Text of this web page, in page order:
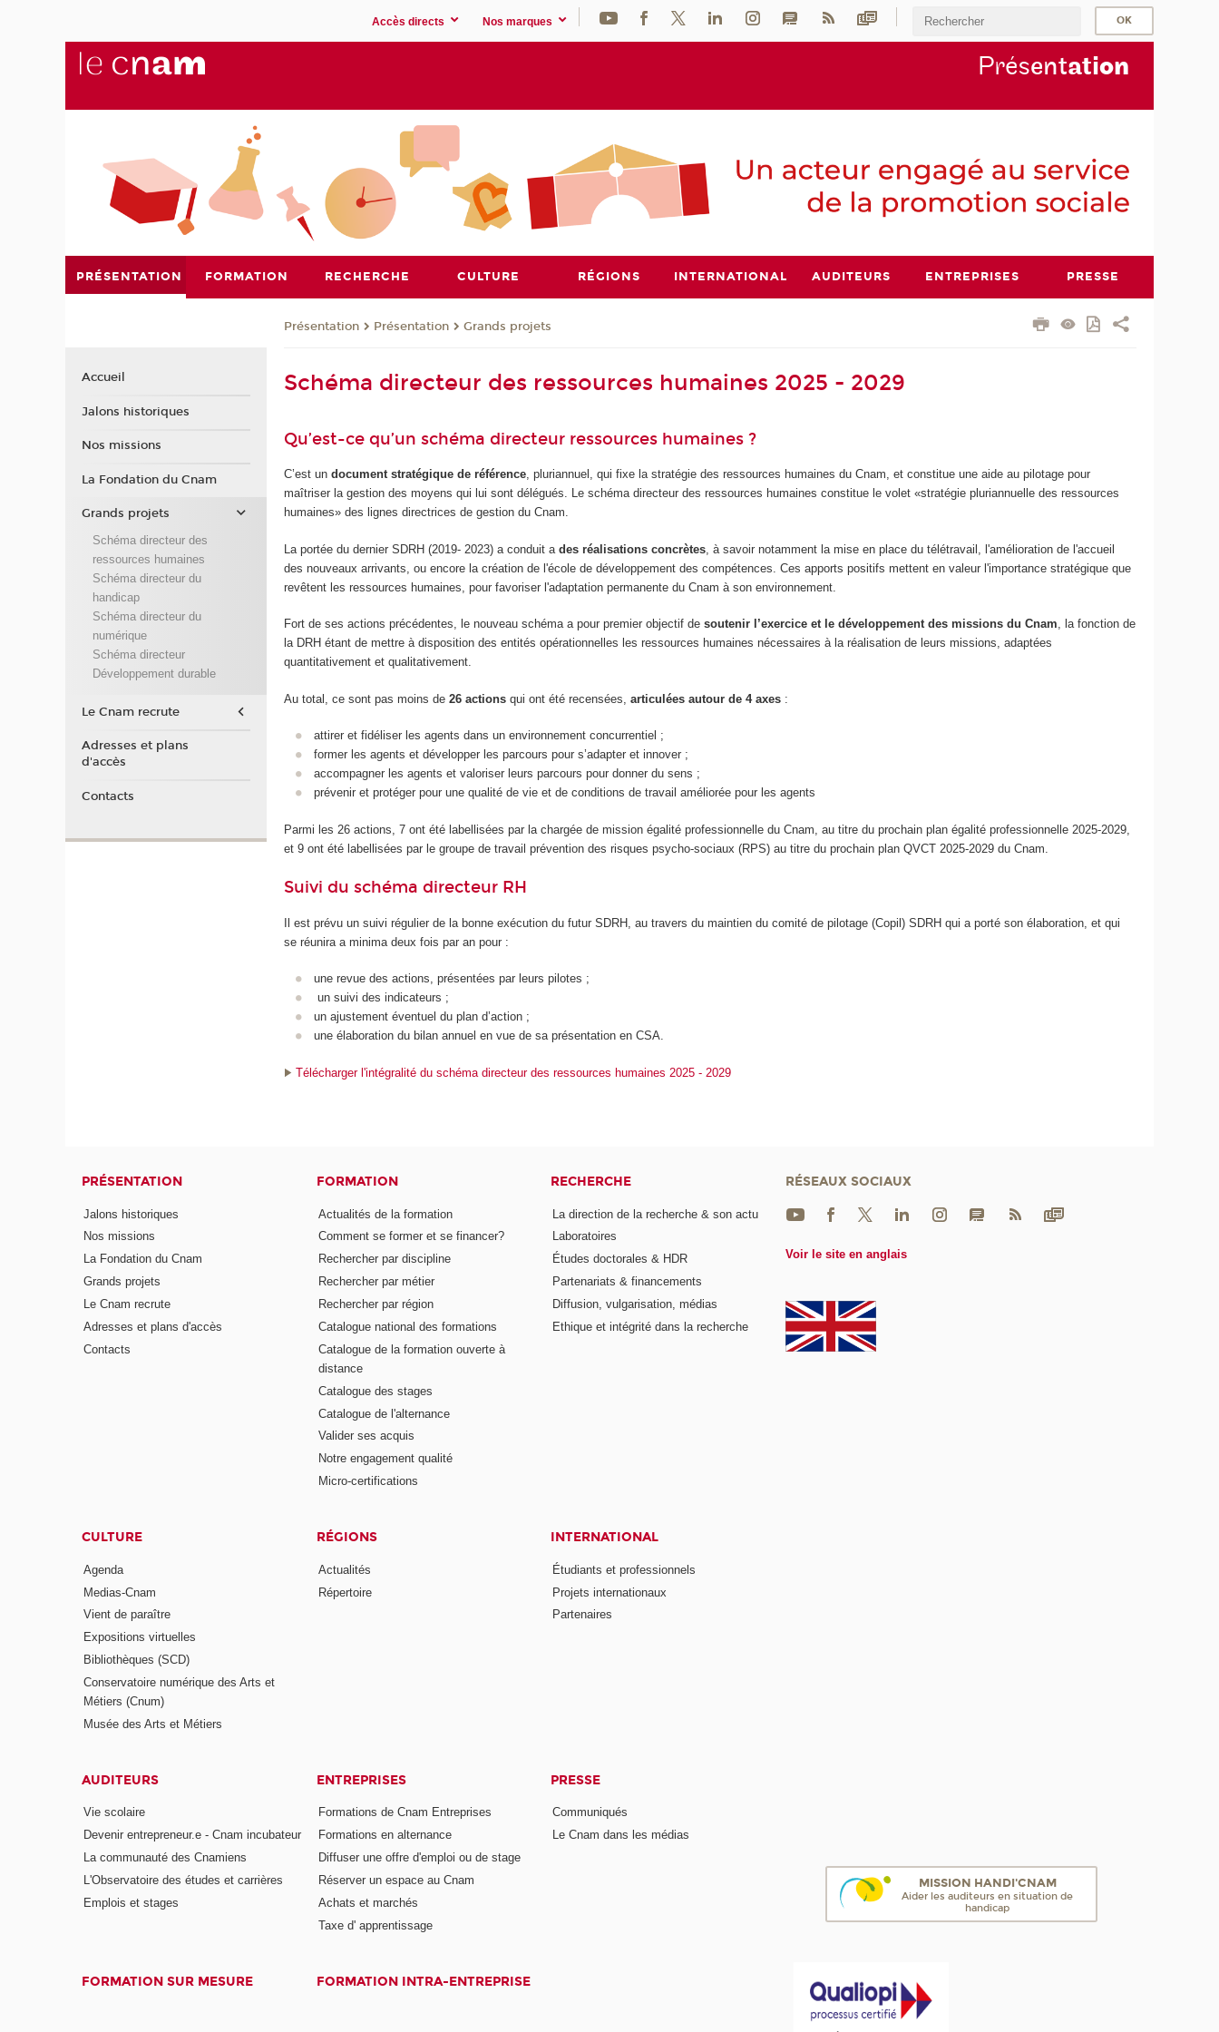
Accès directs Nos marques
Présentation
PRÉSENTATION FORMATION RECHERCHE CULTURE RÉGIONS INTERNATIONAL AUDITEURS ENTREPRISES PRESSE
Présentation Présentation Grands projets
Schéma directeur des ressources humaines 2025 - 2029
Qu’est-ce qu’un schéma directeur ressources humaines ?
C’est undocument stratégique de référence, pluriannuel, qui fixe la stratégie des ressources humaines du Cnam, et constitue une aide au pilotage pour
maîtriser la gestion des moyens qui lui sont délégués. Le schéma directeur des ressources humaines constitue le volet «stratégie pluriannuelle des ressources
humaines» des lignes directrices de gestion du Cnam.
La portée du dernier SDRH (2019- 2023) a conduit ades réalisations concrètes , à savoir notamment la mise en place du télétravail, l'amélioration de l'accueil
des nouveaux arrivants, ou encore la création de l'école de développement des compétences. Ces apports positifs mettent en valeur l'importance stratégique que
revêtent les ressources humaines, pour favoriser l'adaptation permanente du Cnam à son environnement.
Fort de ses actions précédentes, le nouveau schéma a pour premier objectif desoutenir l’exercice et le développement des missions du Cnam, la fonction de
la DRH étant de mettre à disposition des entités opérationnelles les ressources humaines nécessaires à la réalisation de leurs missions, adaptées
quantitativement et qualitativement.
Au total, ce sont pas moins de26 actionsqui ont été recensées,articulées autour de 4 axes :
attirer et fidéliser les agents dans un environnement concurrentiel ;
former les agents et développer les parcours pour s’adapter et innover ;
accompagner les agents et valoriser leurs parcours pour donner du sens ;
prévenir et protéger pour une qualité de vie et de conditions de travail améliorée pour les agents
Parmi les 26 actions, 7 ont été labellisées par la chargée de mission égalité professionnelle du Cnam, au titre du prochain plan égalité professionnelle 2025-2029,
et 9 ont été labellisées par le groupe de travail prévention des risques psycho-sociaux (RPS) au titre du prochain plan QVCT 2025-2029 du Cnam.
Suivi du schéma directeur RH
Il est prévu un suivi régulier de la bonne exécution du futur SDRH, au travers du maintien du comité de pilotage (Copil) SDRH qui a porté son élaboration, et qui
se réunira a minima deux fois par an pour :
une revue des actions, présentées par leurs pilotes ;
un suivi des indicateurs ;
un ajustement éventuel du plan d’action ;
une élaboration du bilan annuel en vue de sa présentation en CSA.
Télécharger l'intégralité du schéma directeur des ressources humaines 2025 - 2029
Accueil
Jalons historiques
Nos missions
La Fondation du Cnam
Grands projets
Schéma directeur des
ressources humaines
Schéma directeur du
handicap
Schéma directeur du
numérique
Schéma directeur
Développement durable
Le Cnam recrute
Adresses et plans
d'accès
Contacts
PRÉSENTATION
Jalons historiques
Nos missions
La Fondation du Cnam
Grands projets
Le Cnam recrute
Adresses et plans d'accès
Contacts
FORMATION
Actualités de la formation
Comment se former et se financer?
Rechercher par discipline
Rechercher par métier
Rechercher par région
Catalogue national des formations
Catalogue de la formation ouverte à
distance
Catalogue des stages
Catalogue de l'alternance
Valider ses acquis
Notre engagement qualité
Micro-certifications
RECHERCHE
La direction de la recherche & son actu
Laboratoires
Études doctorales & HDR
Partenariats & financements
Diffusion, vulgarisation, médias
Ethique et intégrité dans la recherche
CULTURE
Agenda
Medias-Cnam
Vient de paraître
Expositions virtuelles
Bibliothèques (SCD)
Conservatoire numérique des Arts et
Métiers (Cnum)
Musée des Arts et Métiers
RÉGIONS
Actualités
Répertoire
INTERNATIONAL
Étudiants et professionnels
Projets internationaux
Partenaires
AUDITEURS
Vie scolaire
Devenir entrepreneur.e - Cnam incubateur
La communauté des Cnamiens
L'Observatoire des études et carrières
Emplois et stages
ENTREPRISES
Formations de Cnam Entreprises
Formations en alternance
Diffuser une offre d'emploi ou de stage
Réserver un espace au Cnam
Achats et marchés
Taxe d' apprentissage
PRESSE
Communiqués
Le Cnam dans les médias
FORMATION SUR MESURE FORMATION INTRA-ENTREPRISE
RÉSEAUX SOCIAUX
Voir le site en anglais
MISSION HANDI'CNAM
Aider les auditeurs en situation de
handicap